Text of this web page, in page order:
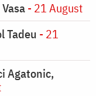
- 21 August
Tadeu - 21
Agatonic,